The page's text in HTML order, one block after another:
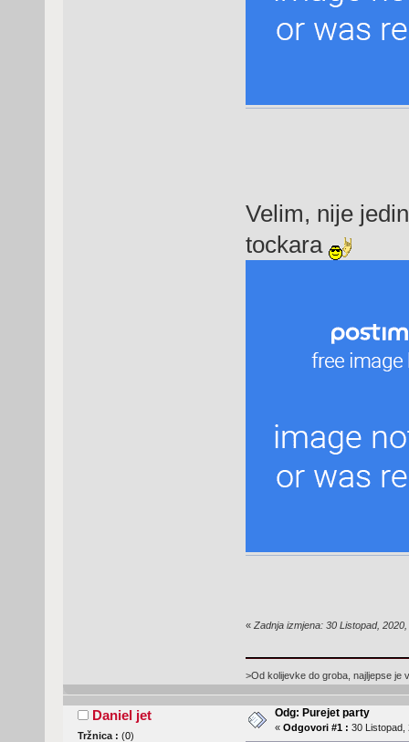
Velim, nije
tockara
« Zadnja izmjena: 30 Listopad,
>Od kolijevke do groba, najljepse je
Daniel jet
Tržnica : (0)
Odg: Purejet party
« Odgovori #1 : 30 Listopad,